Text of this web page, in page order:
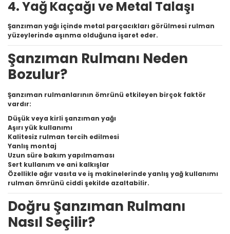
4. Yağ Kaçağı ve Metal Talaşı
Şanzıman yağı içinde metal parçacıkları görülmesi rulman
yüzeylerinde aşınma olduğuna işaret eder.
Şanzıman Rulmanı Neden
Bozulur?
Şanzıman rulmanlarının ömrünü etkileyen birçok faktör
vardır:
Düşük veya kirli şanzıman yağı
Aşırı yük kullanımı
Kalitesiz rulman tercih edilmesi
Yanlış montaj
Uzun süre bakım yapılmaması
Sert kullanım ve ani kalkışlar
Özellikle ağır vasıta ve iş makinelerinde yanlış yağ kullanımı
rulman ömrünü ciddi şekilde azaltabilir.
Doğru Şanzıman Rulmanı
Nasıl Seçilir?